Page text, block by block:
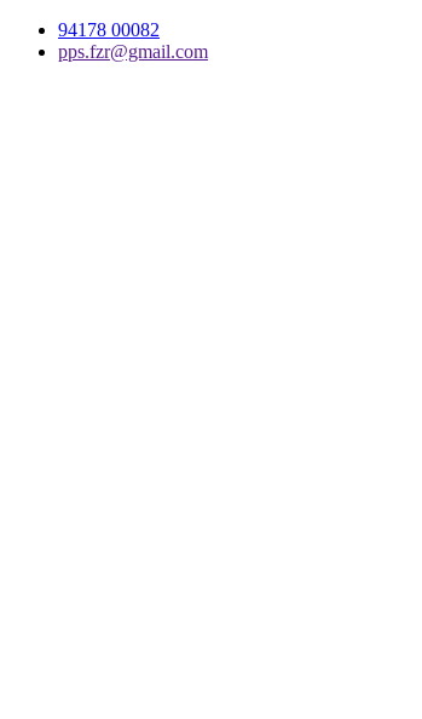
94178 00082
pps.fzr@gmail.com